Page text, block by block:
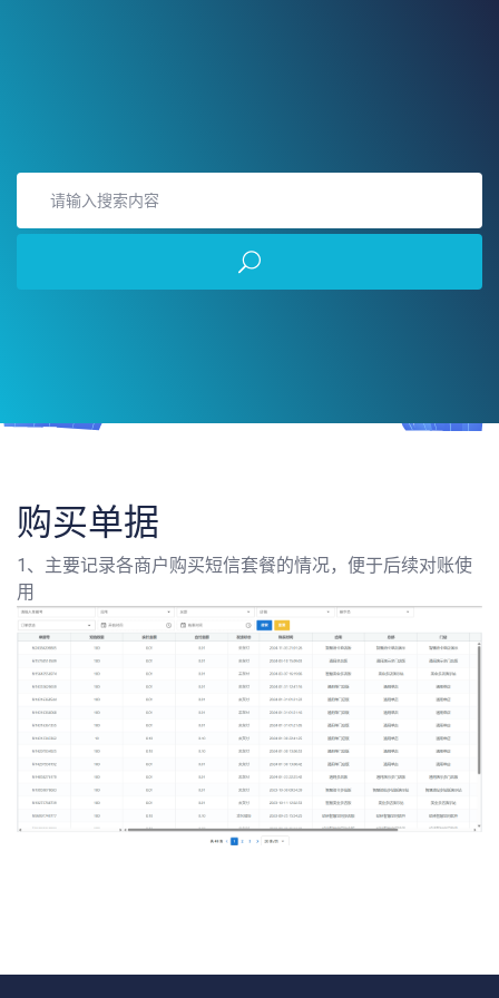
购买单据
1、主要记录各商户购买短信套餐的情况，便于后续对账使
用